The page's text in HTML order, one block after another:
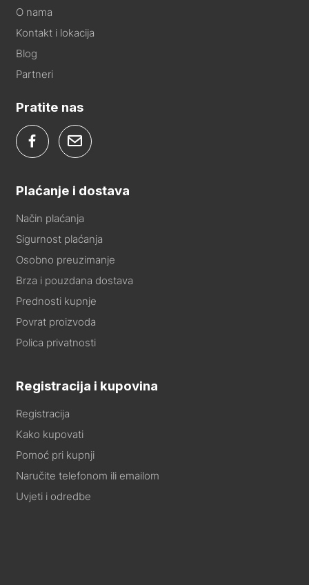
O nama
Kontakt i lokacija
Blog
Partneri
Pratite nas
Plaćanje i dostava
Način plaćanja
Sigurnost plaćanja
Osobno preuzimanje
Brza i pouzdana dostava
Prednosti kupnje
Povrat proizvoda
Polica privatnosti
Registracija i kupovina
Registracija
Kako kupovati
Pomoć pri kupnji
Naručite telefonom ili emailom
Uvjeti i odredbe